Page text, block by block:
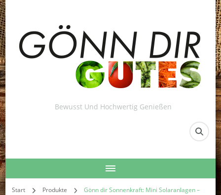
Bewusst Und Hochwertig Genießen
Start Produkte
Gönn dir Sonnenkraft: Mini Solaranlagen –